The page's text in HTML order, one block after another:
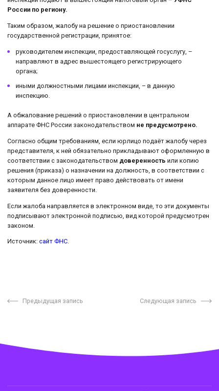
России по региону.
Таким образом, жалобу на решение о приостановлении
государственной регистрации, принятое:
руководителем инспекции, предоставляющей госуслугу, –
направляют в адрес вышестоящего регистрирующего
органа;
иными должностными лицами инспекции, – в данную
инспекцию.
А обжалование решений о приостановлении в центральном
аппарате ФНС России законодательством не предусмотрено.
Согласно общим требованиям, если юрлицо подаёт жалобу через
представителя, к ней обязательно прикладывают оформленную в
соответствии с законодательством доверенность или копию
решения (приказа) о назначении на должность, в соответствии с
которым данное лицо имеет право действовать от имени
заявителя без доверенности.
Если жалоба направляется в электронном виде, то эти документы
подписывают электронной подписью, вид которой предусмотрен
законом.
Источник: сайт ФНС.
Предыдущая запись Следующая запись